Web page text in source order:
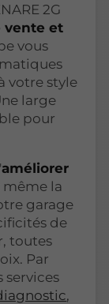
2G
vente et
vous
votre style
large
pour
améliorer
même la
garage
de
toutes
Par
services
,